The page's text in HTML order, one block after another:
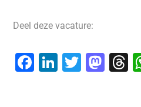
Deel deze vacature:
F
Li T
M T